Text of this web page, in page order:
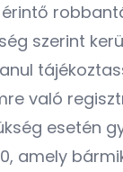
szerint
való
esetén
amely